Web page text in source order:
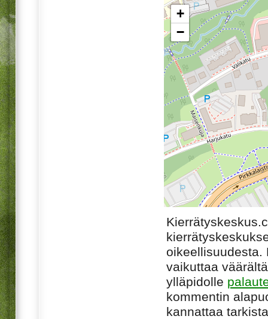
+
−
oikeellisuudesta.
vaikuttaa
ylläpidolle
kommentin
kannattaa